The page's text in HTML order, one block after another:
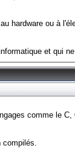
hardware ou à
et qui
comme le
compilés.